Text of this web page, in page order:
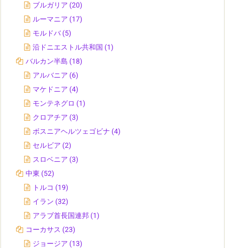
ブルガリア (20)
ルーマニア (17)
モルドバ(5)
沿ドニエストル共和国 (1)
バルカン半島 (18)
アルバニア (6)
マケドニア (4)
モンテネグロ (1)
クロアチア (3)
ボスニアヘルツェゴビナ (4)
セルビア (2)
スロベニア (3)
中東 (52)
トルコ (19)
イラン (32)
アラブ首長国連邦 (1)
コーカサス (23)
ジョージア (13)